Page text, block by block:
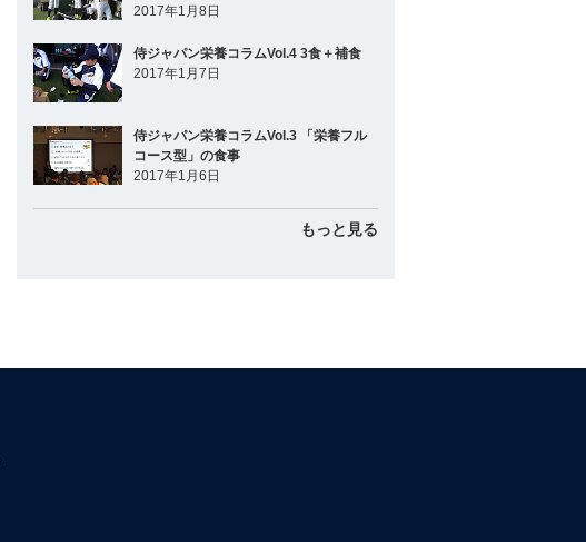
2017年1月8日
侍ジャパン栄養コラムVol.4 3食＋補食
2017年1月7日
侍ジャパン栄養コラムVol.3 「栄養フル
コース型」の食事
2017年1月6日
もっと見る